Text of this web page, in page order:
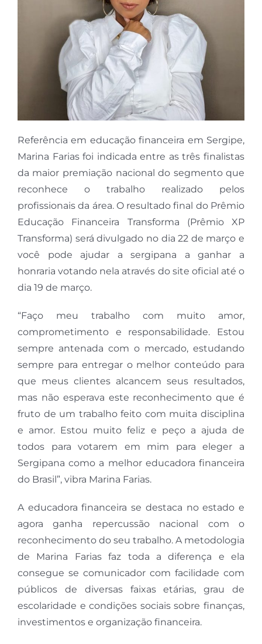
Referência em educação financeira em Sergipe,
Marina Farias foi indicada entre as três finalistas
da maior premiação nacional do segmento que
reconhece o trabalho realizado pelos
profissionais da área. O resultado final do Prêmio
Educação Financeira Transforma (Prêmio XP
Transforma) será divulgado no dia 22 de março e
você pode ajudar a sergipana a ganhar a
honraria votando nela através do site oficial até o
dia 19 de março.
“Faço meu trabalho com muito amor,
comprometimento e responsabilidade. Estou
sempre antenada com o mercado, estudando
sempre para entregar o melhor conteúdo para
que meus clientes alcancem seus resultados,
mas não esperava este reconhecimento que é
fruto de um trabalho feito com muita disciplina
e amor. Estou muito feliz e peço a ajuda de
todos para votarem em mim para eleger a
Sergipana como a melhor educadora financeira
do Brasil”, vibra Marina Farias.
A educadora financeira se destaca no estado e
agora ganha repercussão nacional com o
reconhecimento do seu trabalho. A metodologia
de Marina Farias faz toda a diferença e ela
consegue se comunicador com facilidade com
públicos de diversas faixas etárias, grau de
escolaridade e condições sociais sobre finanças,
investimentos e organização financeira.